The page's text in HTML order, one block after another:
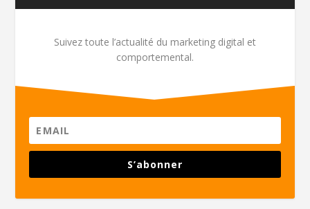
Suivez toute l’actualité du marketing digital et
comportemental.
S’abonner